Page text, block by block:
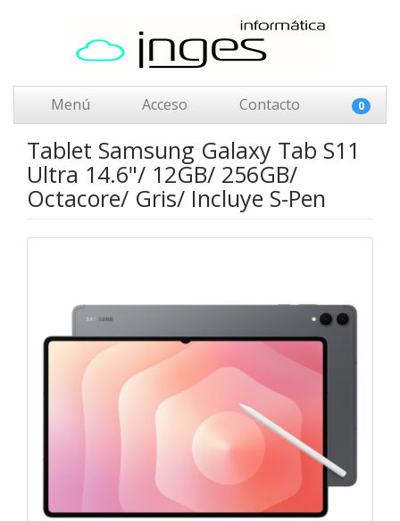
Menú Acceso Contacto 0
Tablet Samsung Galaxy Tab S11
Ultra 14.6"/ 12GB/ 256GB/
Octacore/ Gris/ Incluye S-Pen